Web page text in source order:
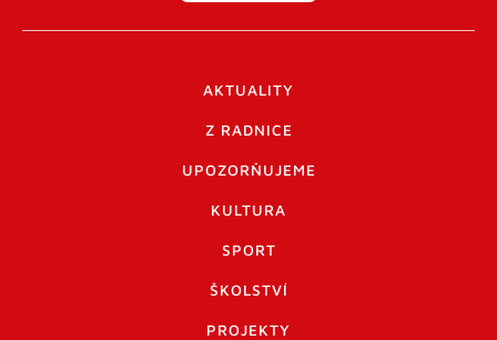
AKTUALITY
Z RADNICE
UPOZORŇUJEME
KULTURA
SPORT
ŠKOLSTVÍ
PROJEKTY